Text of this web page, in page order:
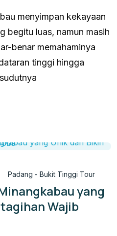
menyimpan kekayaan
begitu luas, namun masih
benar memahaminya
tinggi hingga
Padang - Bukit Tinggi Tour
yang
Wajib